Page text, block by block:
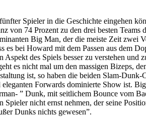
Spieler in die Geschichte eingehen
von 74 Prozent zu den drei besten Teams
Big Man, der die meiste Zeit zwei
bei Howard mit dem Passen aus dem
des Spiels besser zu verstehen und
es nicht mal um den massigen Bizeps,
ist, so haben die beiden Slam-Dunk-
Forwards dominierte Show ist.
” Dunk, mit seitlichem Bounce vom
nicht ernst nehmen, der seine
Dunks nichts gewesen”.